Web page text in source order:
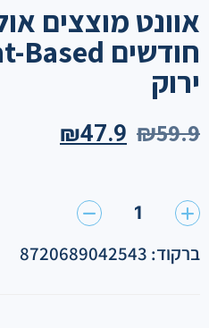
ירוק
₪59.9
₪47.9
1
ברקוד: 8720689042543